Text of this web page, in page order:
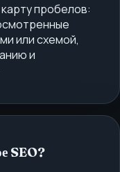
пробелов:
или схемой,
и
SEO?